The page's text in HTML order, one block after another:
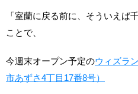
「室蘭に戻る前に、そういえ
ことで、
今週末オープン予定のウィズラ
市あずさ4丁目17番8号）